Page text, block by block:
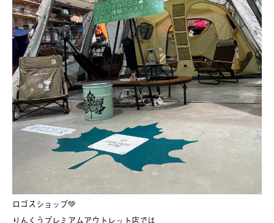
ロゴスショップ💚
りんくうプレミアムアウトレット店では